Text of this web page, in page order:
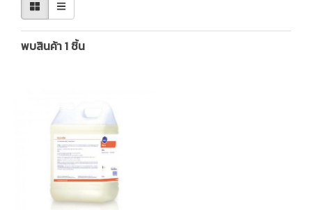
พบสินค้า 1 ชิ้น